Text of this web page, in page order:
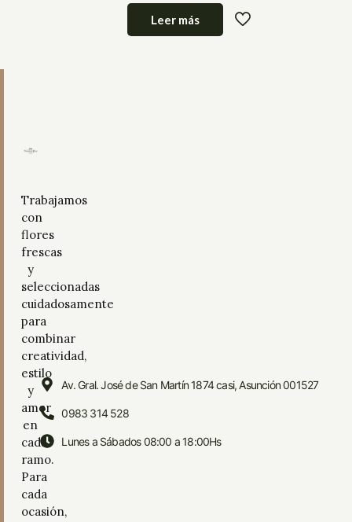
Leer más
Trabajamos
con
flores
frescas
y
seleccionadas
cuidadosamente
para
combinar
creatividad,
estilo
y
amor
en
cada
ramo.
Para
cada
ocasión,
Av. Gral. José de San Martín 1874 casi, Asunción 001527
0983 314 528
Lunes a Sábados 08:00 a 18:00Hs